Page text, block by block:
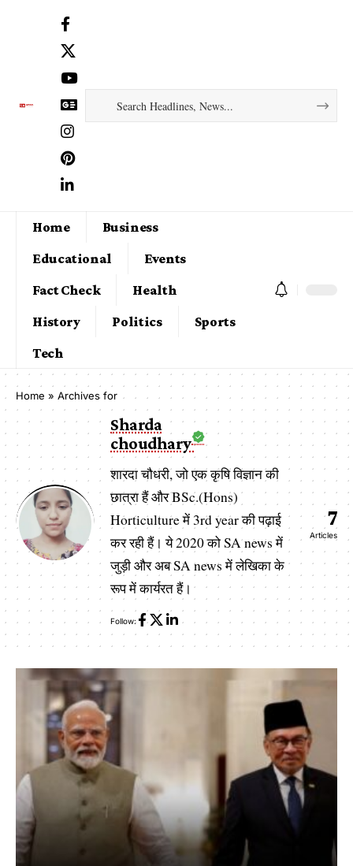
Home
Business
Educational
Events
Fact Check
Health
History
Politics
Sports
Tech
Home » Archives for
Sharda
choudhary
शारदा चौधरी, जो एक कृषि विज्ञान की
छात्रा हैं और BSc.(Hons)
Horticulture में 3rd year की पढ़ाई
कर रही हैं। ये 2020 को SA news में
जुड़ी और अब SA news में लेखिका के
रूप में कार्यरत हैं।
Follow:
7
Articles